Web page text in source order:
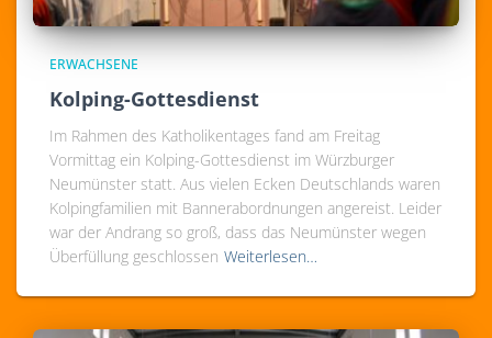
ERWACHSENE
Kolping-Gottesdienst
Im Rahmen des Katholikentages fand am Freitag
Vormittag ein Kolping-Gottesdienst im Würzburger
Neumünster statt. Aus vielen Ecken Deutschlands waren
Kolpingfamilien mit Bannerabordnungen angereist. Leider
war der Andrang so groß, dass das Neumünster wegen
Überfüllung geschlossen Weiterlesen…